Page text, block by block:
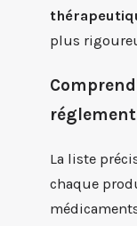
plus
La liste
chaque